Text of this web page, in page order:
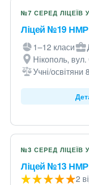
№7 СЕРЕД ЛІЦЕЇВ
Ліцей №19 НМР
1–12 класи
Нікополь,
Учні/освітяни
№3 СЕРЕД ЛІЦЕЇВ
Ліцей №13 НМР
2